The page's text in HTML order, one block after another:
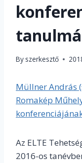
By szerkesztő
Müllner András
Romakép
Az ELTE
2016-os